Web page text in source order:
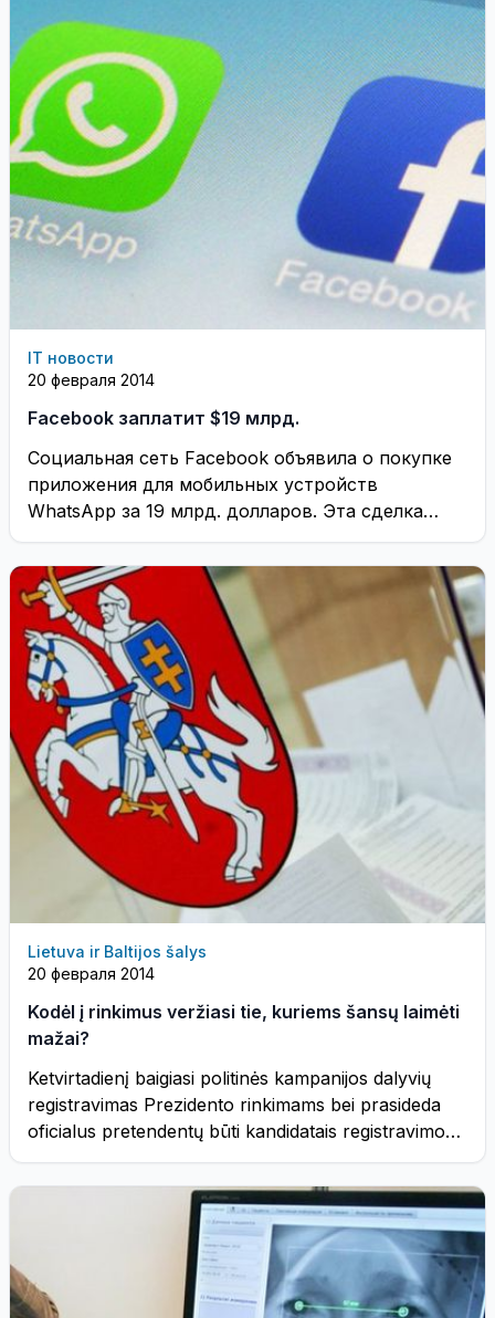
IT новости
20 февраля 2014
Facebook заплатит $19 млрд.
Социальная сеть Facebook объявила о покупке
приложения для мобильных устройств
WhatsApp за 19 млрд. долларов. Эта сделка
станет крупнейшей в ...
Lietuva ir Baltijos šalys
20 февраля 2014
Kodėl į rinkimus veržiasi tie, kuriems šansų laimėti
mažai?
Ketvirtadienį baigiasi politinės kampanijos dalyvių
registravimas Prezidento rinkimams bei prasideda
oficialus pretendentų būti kandidatais registravimo
procesas. ...